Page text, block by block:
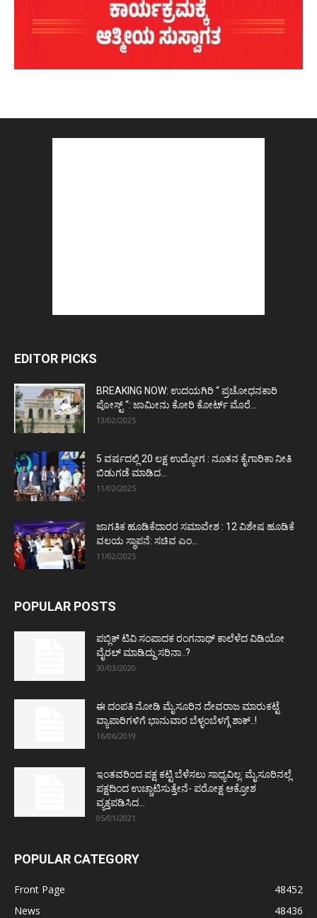
EDITOR PICKS
BREAKING NOW: ಉದಯಗಿರಿ “ ಪ್ರಚೋಧನಕಾರಿ
ಪೋಸ್ಟ್‌ “: ಜಾಮೀನು ಕೋರಿ ಕೋರ್ಟ್‌ ಮೊರೆ...
13/02/2025
5 ವರ್ಷದಲ್ಲಿ 20 ಲಕ್ಷ ಉದ್ಯೋಗ : ನೂತನ ಕೈಗಾರಿಕಾ ನೀತಿ
ಬಿಡುಗಡೆ ಮಾಡಿದ...
11/02/2025
ಜಾಗತಿಕ ಹೂಡಿಕೆದಾರರ ಸಮಾವೇಶ : 12 ವಿಶೇಷ ಹೂಡಿಕೆ
ವಲಯ ಸ್ಥಾಪನೆ: ಸಚಿವ ಎಂ...
11/02/2025
POPULAR POSTS
ಪಬ್ಲಿಕ್ ಟಿವಿ ಸಂಪಾದಕ ರಂಗನಾಥ್ ಕಾಲೆಳೆದ ವಿಡಿಯೋ
ವೈರಲ್ ಮಾಡಿದ್ದು ಸರಿನಾ..?
30/03/2020
ಈ ದಂಪತಿ ನೋಡಿ ಮೈಸೂರಿನ ದೇವರಾಜ ಮಾರುಕಟ್ಟೆ
ವ್ಯಾಪಾರಿಗಳಿಗೆ ಭಾನುವಾರ ಬೆಳ್ಳಂಬೆಳಗ್ಗೆ ಶಾಕ್..!
16/06/2019
ಇಂತವರಿಂದ ಪಕ್ಷ ಕಟ್ಟಿ ಬೆಳೆಸಲು ಸಾಧ್ಯವಿಲ್ಲ: ಮೈಸೂರಿನಲ್ಲೆ
ಪಕ್ಷದಿಂದ ಉಚ್ಚಾಟಿಸುತ್ತೇನೆ- ಪರೋಕ್ಷ ಆಕ್ರೋಶ
ವ್ಯಕ್ತಪಡಿಸಿದ...
05/01/2021
POPULAR CATEGORY
Front Page
48452
News
48436